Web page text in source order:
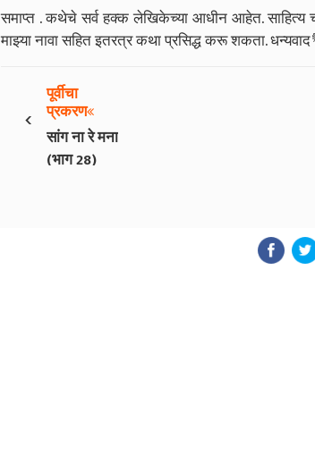
समाप्त . कथेचे सर्व हक्क लेखिकेच्या आधीन आहेत. साहित्य
माझ्या नावा सहित इतरत्र कथा प्रसिद्ध करू शकता.
‹
पूर्वीचा
प्रकरण
सांग ना रे मना
(भाग 28)